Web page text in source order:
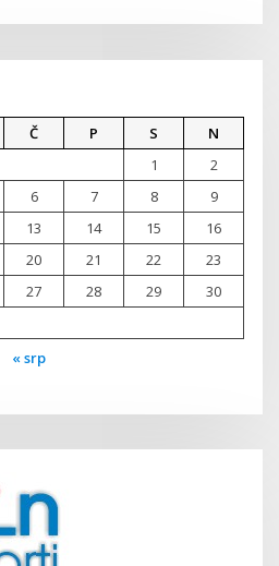
Č P S
N
1
2
6 7 8
9
13 14 15
16
20 21 22
23
27 28 29
30
« srp